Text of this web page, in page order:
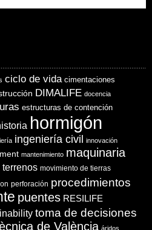
ciclo de vida cimentaciones
DIMALIFE docencia
estructuras de contención
hormigón
ingeniería civil innovación
mantenimiento maquinaria
terrenos movimiento de tierras
perforación procedimientos
puentes RESILIFE
toma de decisiones
de València áridos